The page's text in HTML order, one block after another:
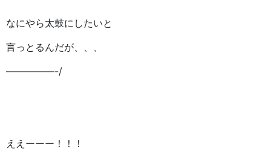
なにやら太鼓にしたいと
言っとるんだが、、、
—————-/
ええーーー！！！